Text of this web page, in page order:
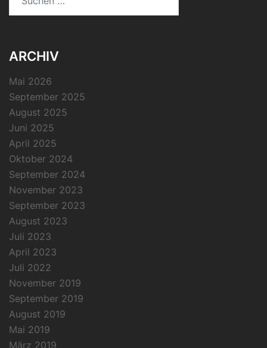
ARCHIV
Mai 2026
September 2025
August 2025
Juni 2025
April 2025
Oktober 2024
September 2024
November 2023
September 2023
August 2023
Juli 2023
April 2023
Juli 2022
November 2019
September 2019
August 2019
Mai 2019
März 2019